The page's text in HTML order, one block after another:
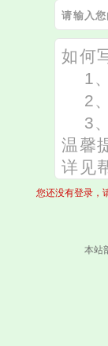
您还没有登录，
本站